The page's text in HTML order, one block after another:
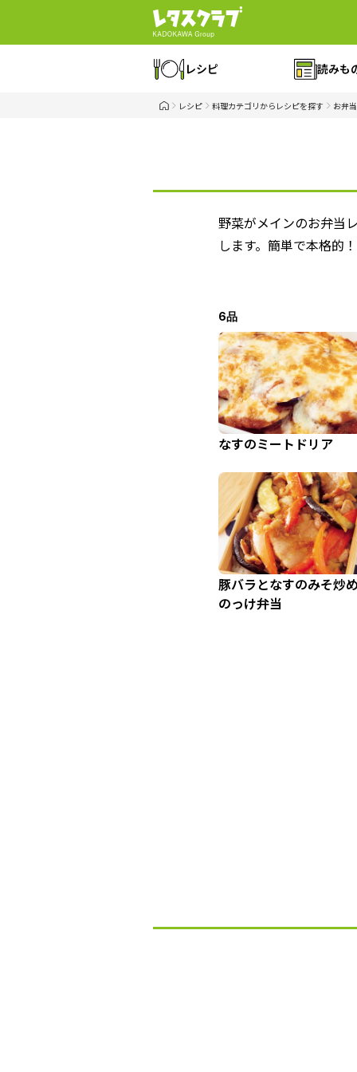
レシピ 読みも
レシピ 料理カテゴリからレシピを探す お弁
野菜がメインのお弁当
します。簡単で本格的
6品
なすのミートドリア
豚バラとなすのみそ炒め
のっけ弁当